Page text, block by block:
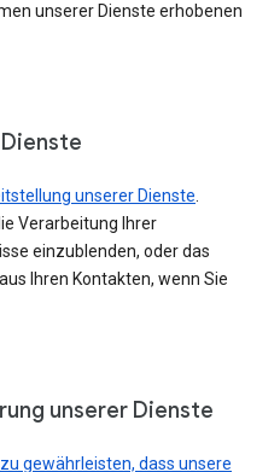
unserer Dienste erhobenen
unserer Dienste
Verarbeitung Ihrer
einzublenden, oder das
Ihren Kontakten, wenn Sie
unserer Dienste
gewährleisten, dass unsere